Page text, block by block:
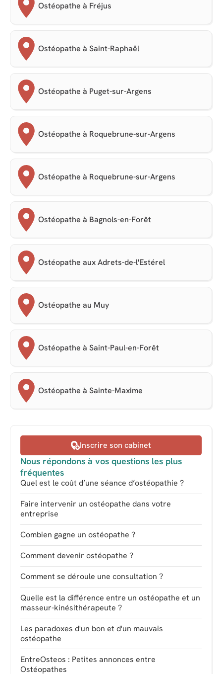
Ostéopathe à Fréjus
Ostéopathe à Saint-Raphaël
Ostéopathe à Puget-sur-Argens
Ostéopathe à Roquebrune-sur-Argens
Ostéopathe à Roquebrune-sur-Argens
Ostéopathe à Bagnols-en-Forêt
Ostéopathe aux Adrets-de-l'Estérel
Ostéopathe au Muy
Ostéopathe à Saint-Paul-en-Forêt
Ostéopathe à Sainte-Maxime
Inscrire son cabinet
Nous répondons à vos questions les plus
fréquentes
Quel est le coût d’une séance d’ostéopathie ?
Faire intervenir un ostéopathe dans votre
entreprise
Combien gagne un ostéopathe ?
Comment devenir ostéopathe ?
Comment se déroule une consultation ?
Quelle est la différence entre un ostéopathe et un
masseur-kinésithérapeute ?
Les paradoxes d'un bon et d'un mauvais
ostéopathe
EntreOsteos : Petites annonces entre
Ostéopathes